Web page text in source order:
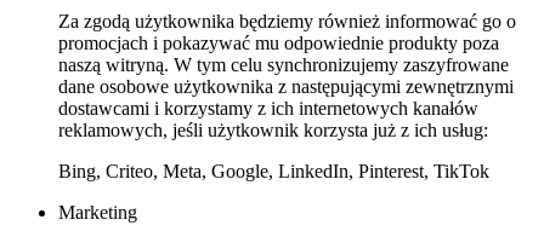
Za zgodą użytkownika będziemy również informować go o
promocjach i pokazywać mu odpowiednie produkty poza
naszą witryną. W tym celu synchronizujemy zaszyfrowane
dane osobowe użytkownika z następującymi zewnętrznymi
dostawcami i korzystamy z ich internetowych kanałów
reklamowych, jeśli użytkownik korzysta już z ich usług:
Bing, Criteo, Meta, Google, LinkedIn, Pinterest, TikTok
Marketing